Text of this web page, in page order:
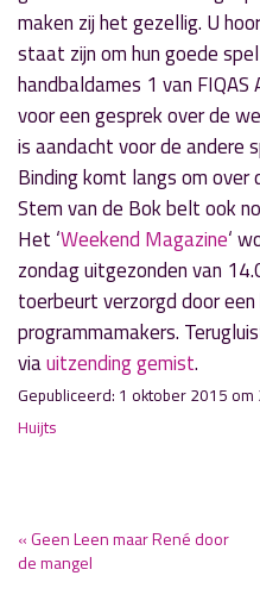
maken zij het gezellig. U
staat zijn om hun goede
handbaldames 1 van
voor een gesprek over de
is aandacht voor de andere
Binding komt langs om
Stem van de Bok belt ook
Het ‘Weekend Magazine‘
zondag uitgezonden van
toerbeurt verzorgd door
programmamakers.
viauitzending gemist.
Gepubliceerd: 1 oktober 2015
Huijts
« Geen Leen maar René door
de mangel